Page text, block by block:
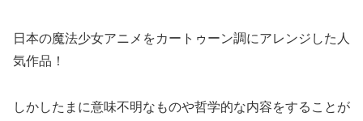
日本の魔法少女アニメをカートゥーン調にアレンジした人
気作品！
しかしたまに意味不明なものや哲学的な内容をすることが